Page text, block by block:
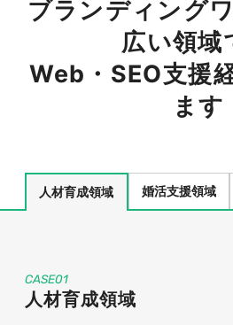
ブランディング
広い領域
Web・SEO支援
ます
人材育成領域 婚活支援領域
CASE01
人材育成領域